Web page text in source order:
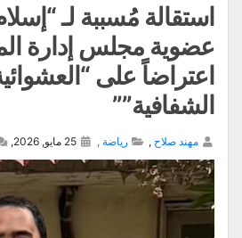
استقالة مُسببة لـ
عضوية مجلس إدارة
اعتراضاً على
الشفافية””
مهند صلاح , رياضة